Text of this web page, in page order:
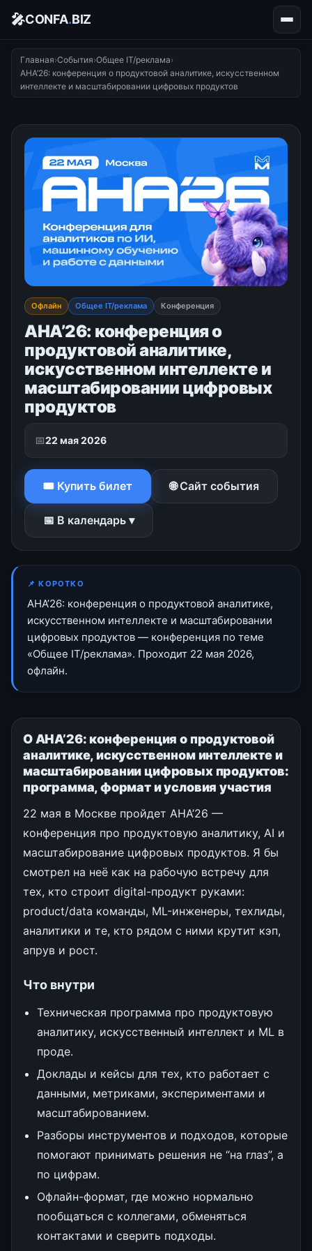
🎤CONFA.BIZ
Главная›События›Общее IT/реклама›
АНА’26: конференция о продуктовой аналитике, искусственном
интеллекте и масштабировании цифровых продуктов
Офлайн Общее IT/реклама Конференция
АНА’26: конференция о
продуктовой аналитике,
искусственном интеллекте и
масштабировании цифровых
продуктов
📅22 мая 2026
🎟 Купить билет 🌐 Сайт события
📅 В календарь ▾
📌 КОРОТКО
АНА’26: конференция о продуктовой аналитике,
искусственном интеллекте и масштабировании
цифровых продуктов — конференция по теме
«Общее IT/реклама». Проходит 22 мая 2026,
офлайн.
О АНА’26: конференция о продуктовой
аналитике, искусственном интеллекте и
масштабировании цифровых продуктов:
программа, формат и условия участия
22 мая в Москве пройдет АНА’26 —
конференция про продуктовую аналитику, AI и
масштабирование цифровых продуктов. Я бы
смотрел на неё как на рабочую встречу для
тех, кто строит digital-продукт руками:
product/data команды, ML-инженеры, техлиды,
аналитики и те, кто рядом с ними крутит кэп,
апрув и рост.
Что внутри
Техническая программа про продуктовую
аналитику, искусственный интеллект и ML в
проде.
Доклады и кейсы для тех, кто работает с
данными, метриками, экспериментами и
масштабированием.
Разборы инструментов и подходов, которые
помогают принимать решения не “на глаз”, а
по цифрам.
Офлайн-формат, где можно нормально
пообщаться с коллегами, обменяться
контактами и сверить подходы.